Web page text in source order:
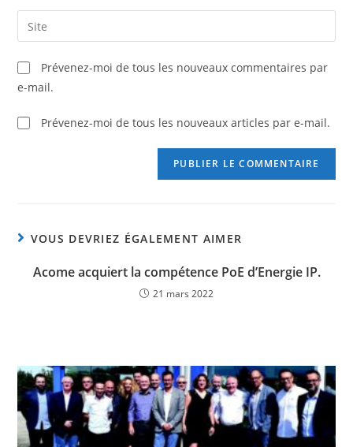
Prévenez-moi de tous les nouveaux commentaires par
e-mail.
Prévenez-moi de tous les nouveaux articles par e-mail.
VOUS DEVRIEZ ÉGALEMENT AIMER
Acome acquiert la compétence PoE d’Energie IP.
21 mars 2022